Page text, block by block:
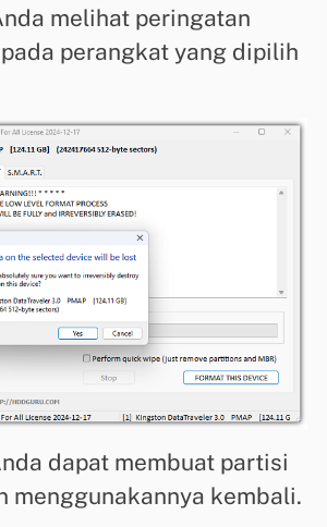
melihat peringatan
perangkat yang dipilih
dapat membuat partisi
menggunakannya kembali.